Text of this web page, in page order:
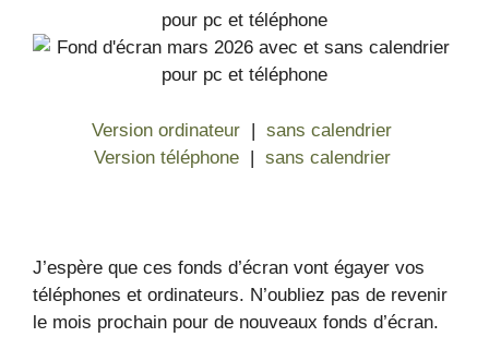
Version ordinateur | sans calendrier
Version téléphone| sans calendrier
J’espère que ces fonds d’écran vont égayer vos
téléphones et ordinateurs. N’oubliez pas de revenir
le mois prochain pour de nouveaux fonds d’écran.